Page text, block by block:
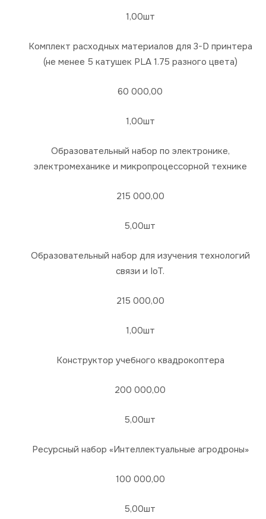
1,00шт
Комплект расходных материалов для 3-D принтера
(не менее 5 катушек PLA 1.75 разного цвета)
60 000,00
1,00шт
Образовательный набор по электронике,
электромеханике и микропроцессорной технике
215 000,00
5,00шт
Образовательный набор для изучения технологий
связи и IoT.
215 000,00
1,00шт
Конструктор учебного квадрокоптера
200 000,00
5,00шт
Ресурсный набор «Интеллектуальные агродроны»
100 000,00
5,00шт